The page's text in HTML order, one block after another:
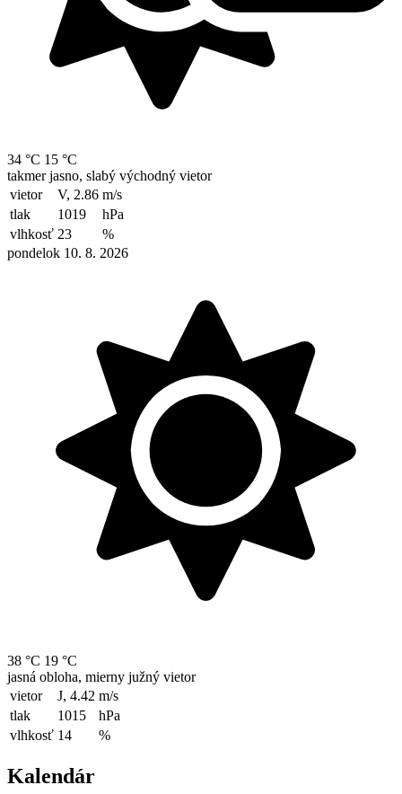
34 °C 15 °C
takmer jasno, slabý východný vietor
vietor
V, 2.86 m/s
tlak
1019
hPa
vlhkosť 23
%
pondelok 10. 8. 2026
38 °C 19 °C
jasná obloha, mierny južný vietor
vietor
J, 4.42 m/s
tlak
1015
hPa
vlhkosť 14 %
Kalendár